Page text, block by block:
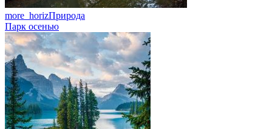
more_horizПрирода
Парк осенью